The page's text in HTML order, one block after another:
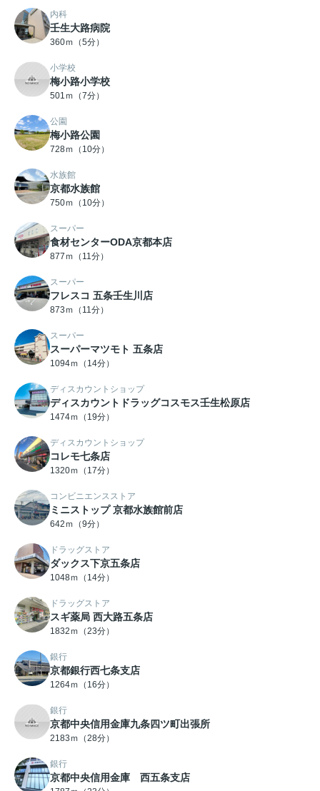
内科
壬生大路病院
360ｍ（5分）
小学校
梅小路小学校
501ｍ（7分）
公園
梅小路公園
728ｍ（10分）
水族館
京都水族館
750ｍ（10分）
スーパー
食材センターODA京都本店
877ｍ（11分）
スーパー
フレスコ 五条壬生川店
873ｍ（11分）
スーパー
スーパーマツモト 五条店
1094ｍ（14分）
ディスカウントショップ
ディスカウントドラッグコスモス壬生松原店
1474ｍ（19分）
ディスカウントショップ
コレモ七条店
1320ｍ（17分）
コンビニエンスストア
ミニストップ 京都水族館前店
642ｍ（9分）
ドラッグストア
ダックス下京五条店
1048ｍ（14分）
ドラッグストア
スギ薬局 西大路五条店
1832ｍ（23分）
銀行
京都銀行西七条支店
1264ｍ（16分）
銀行
京都中央信用金庫九条四ツ町出張所
2183ｍ（28分）
銀行
京都中央信用金庫 西五条支店